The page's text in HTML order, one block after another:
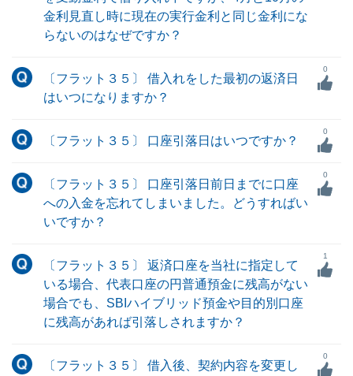
金利見直し時に現在の実行金利と同じ金利にな
らないのはなぜですか？
〔フラット３５〕 借入れをした最初の返済日
はいつになりますか？
0
〔フラット３５〕 口座引落日はいつですか？
0
〔フラット３５〕 口座引落日前日までに口座
への入金を忘れてしまいました。どうすればい
いですか？
0
〔フラット３５〕 返済口座を当社に指定して
いる場合、代表口座の円普通預金に残高がない
場合でも、SBIハイブリッド預金や目的別口座
に残高があれば引落しされますか？
1
〔フラット３５〕 借入後、契約内容を変更し
0